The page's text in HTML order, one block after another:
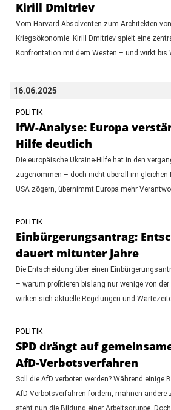
Kirill Dmitriev
Vom Harvard-Absolventen zum Architekten
Kriegsökonomie: Kirill Dmitriev spielt eine
Konfrontation mit dem Westen – und wirkt bis
16.06.2025
POLITIK
IfW-Analyse: Europa
Hilfe deutlich
Die europäische Ukraine-Hilfe hat in den
zugenommen – doch nicht überall im gleichen
USA zögern, übernimmt Europa mehr
POLITIK
Einbürgerungsantrag:
dauert mitunter Jahre
Die Entscheidung über einen
– warum profitieren bislang nur wenige von der
wirken sich aktuelle Regelungen und
POLITIK
SPD drängt auf
AfD-Verbotsverfahren
Soll die AfD verboten werden? Während einige
AfD-Verbotsverfahren fordern, mahnen andere
steht nun die Bildung einer Arbeitsgruppe.